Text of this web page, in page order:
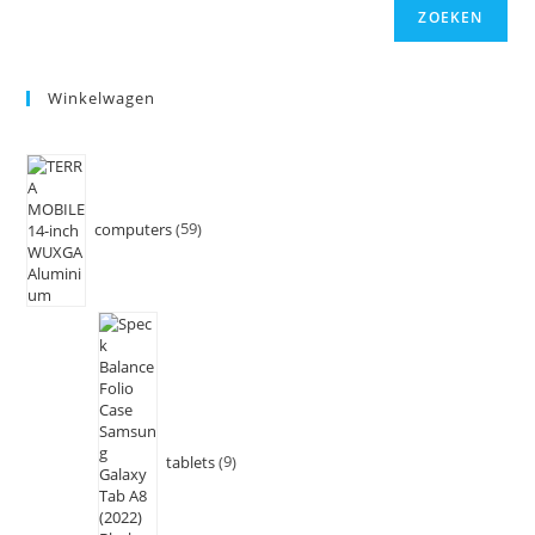
ZOEKEN
Winkelwagen
computers 59
tablets 9